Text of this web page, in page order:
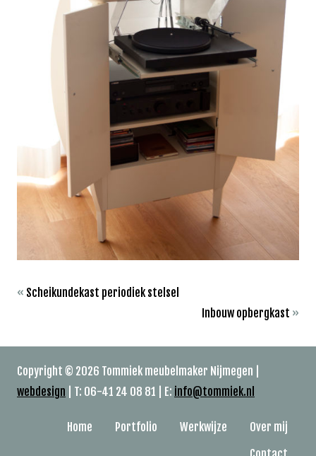
« Scheikundekast periodiek stelsel
Inbouw opbergkast »
Copyright © 2026 Tommiek meubelmaker Nijmegen |
webdesign | T: 06-41 24 08 81 | E: info@tommiek.nl
Home Portfolio Werkwijze
Over mij